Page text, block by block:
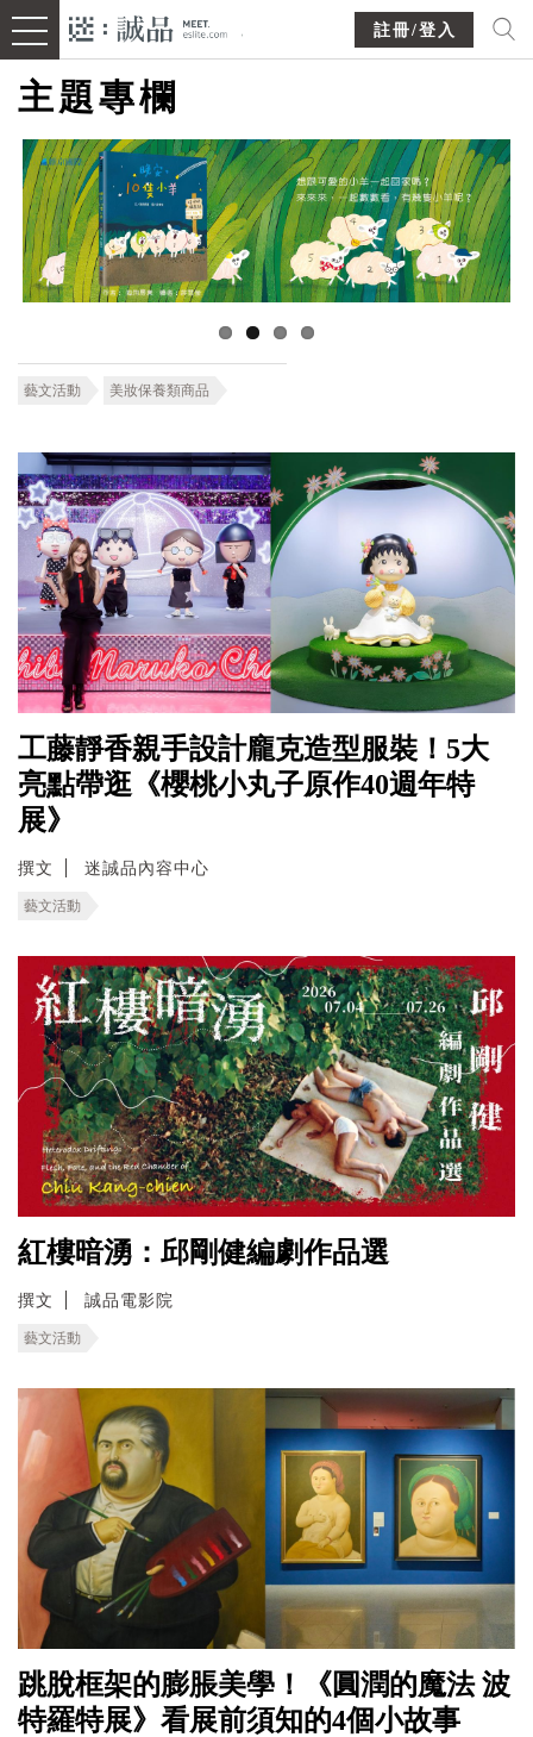
註冊/登入
主題專欄
藝文活動 美妝保養類商品
工藤靜香親手設計龐克造型服裝！5大
亮點帶逛《櫻桃小丸子原作40週年特
展》
撰文 迷誠品內容中心
藝文活動
紅樓暗湧：邱剛健編劇作品選
撰文 誠品電影院
藝文活動
跳脫框架的膨脹美學！《圓潤的魔法 波
特羅特展》看展前須知的4個小故事